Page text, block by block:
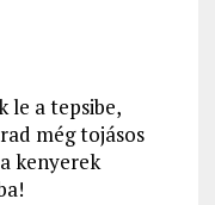
le a tepsibe,
még tojásos
kenyerek